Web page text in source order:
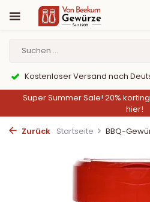
Zahlung per PayPal
Super Summer Sale! 20%
hier!
Zurück Startseite BBQ-